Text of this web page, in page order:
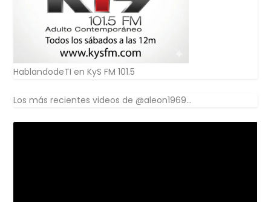
HablandodeTI en KyS FM 101.5
Los más recientes videos de @aleon1969...